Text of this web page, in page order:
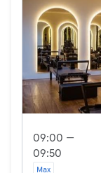
09:00 —
09:50
Max